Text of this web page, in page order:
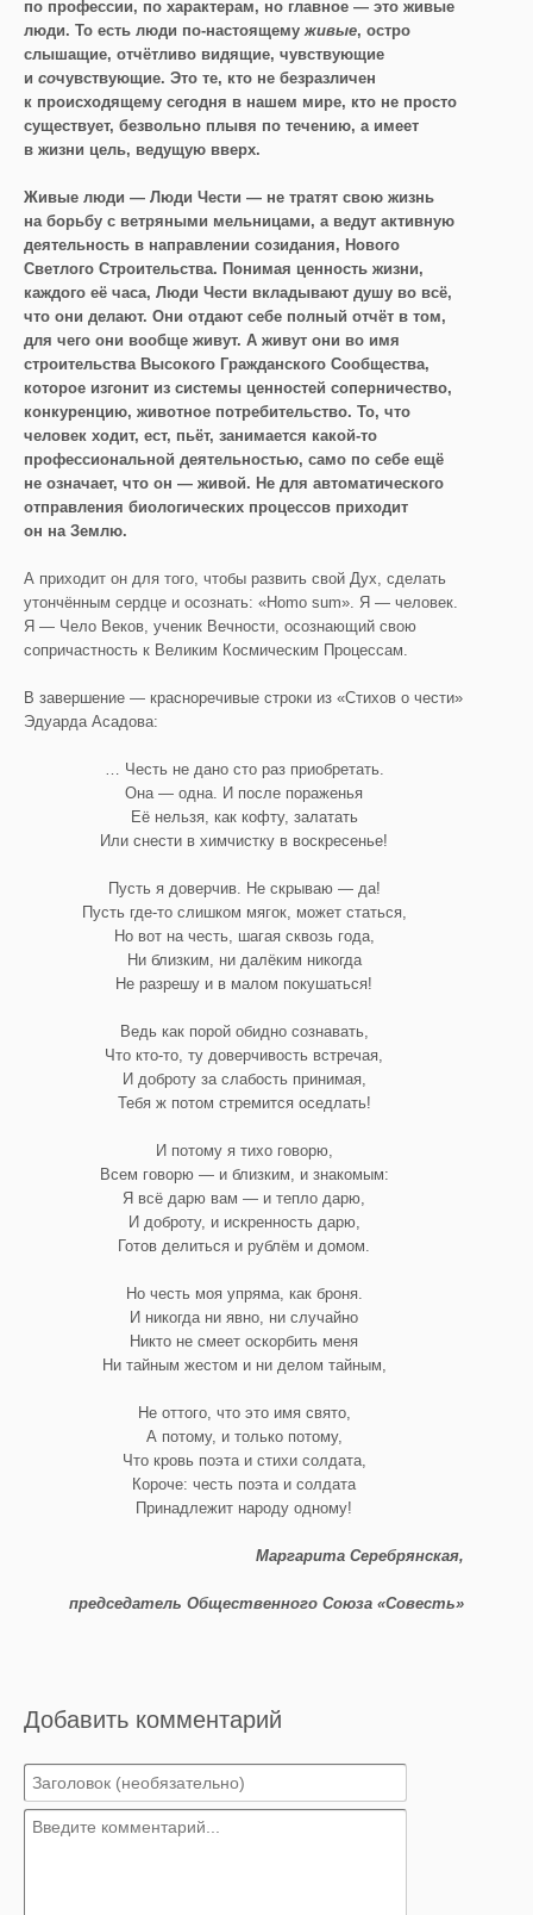
по профессии, по характерам, но главное — это живые
люди. То есть люди по-настоящемуживые, остро
слышащие, отчётливо видящие, чувствующие
и сочувствующие. Это те, кто не безразличен
к происходящему сегодня в нашем мире, кто не просто
существует, безвольно плывя по течению, а имеет
в жизни цель, ведущую вверх.
Живые люди — Люди Чести — не тратят свою жизнь
на борьбу с ветряными мельницами, а ведут активную
деятельность в направлении созидания, Нового
Светлого Строительства. Понимая ценность жизни,
каждого её часа, Люди Чести вкладывают душу во всё,
что они делают. Они отдают себе полный отчёт в том,
для чего они вообще живут. А живут они во имя
строительства Высокого Гражданского Сообщества,
которое изгонит из системы ценностей соперничество,
конкуренцию, животное потребительство. То, что
человек ходит, ест, пьёт, занимается какой-то
профессиональной деятельностью, само по себе ещё
не означает, что он — живой. Не для автоматического
отправления биологических процессов приходит
он на Землю.
А приходит он для того, чтобы развить свой Дух, сделать
утончённым сердце и осознать: «Homo sum». Я — человек.
Я — Чело Веков, ученик Вечности, осознающий свою
сопричастность к Великим Космическим Процессам.
В завершение — красноречивые строки из «Стихов о чести»
Эдуарда Асадова:
… Честь не дано сто раз приобретать.
Она — одна. И после пораженья
Её нельзя, как кофту, залатать
Или снести в химчистку в воскресенье!
Пусть я доверчив. Не скрываю — да!
Пусть где-то слишком мягок, может статься,
Но вот на честь, шагая сквозь года,
Ни близким, ни далёким никогда
Не разрешу и в малом покушаться!
Ведь как порой обидно сознавать,
Что кто-то, ту доверчивость встречая,
И доброту за слабость принимая,
Тебя ж потом стремится оседлать!
И потому я тихо говорю,
Всем говорю — и близким, и знакомым:
Я всё дарю вам — и тепло дарю,
И доброту, и искренность дарю,
Готов делиться и рублём и домом.
Но честь моя упряма, как броня.
И никогда ни явно, ни случайно
Никто не смеет оскорбить меня
Ни тайным жестом и ни делом тайным,
Не оттого, что это имя свято,
А потому, и только потому,
Что кровь поэта и стихи солдата,
Короче: честь поэта и солдата
Принадлежит народу одному!
Маргарита Серебрянская,
председатель Общественного Союза «Совесть»
Добавить комментарий